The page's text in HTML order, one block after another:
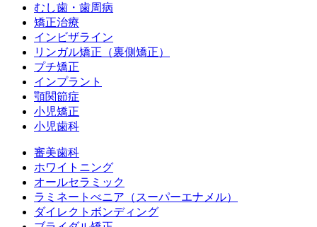
むし歯・歯周病
矯正治療
インビザライン
リンガル矯正（裏側矯正）
プチ矯正
インプラント
顎関節症
小児矯正
小児歯科
審美歯科
ホワイトニング
オールセラミック
ラミネートべニア （スーパーエナメル）
ダイレクトボンディング